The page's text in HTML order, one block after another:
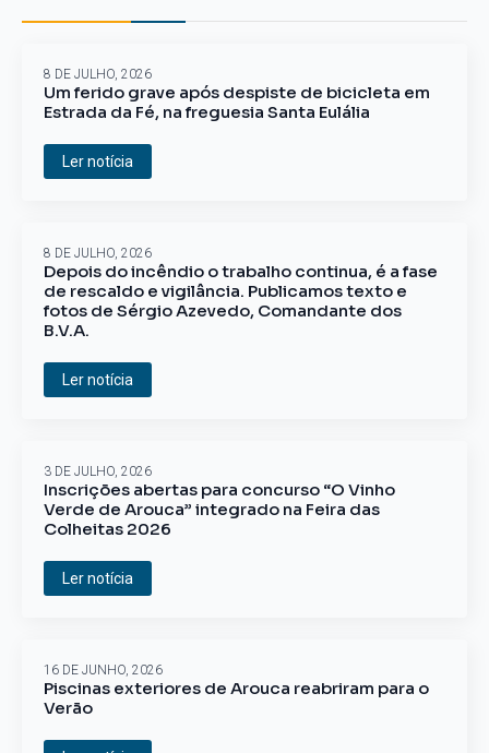
Um ferido grave após despiste de bicicleta em
Estrada da Fé, na freguesia Santa Eulália
8 DE JULHO, 2026
Ler notícia
Depois do incêndio o trabalho continua, é a fase
de rescaldo e vigilância. Publicamos texto e
fotos de Sérgio Azevedo, Comandante dos
B.V.A.
8 DE JULHO, 2026
Ler notícia
Inscrições abertas para concurso “O Vinho
Verde de Arouca” integrado na Feira das
Colheitas 2026
3 DE JULHO, 2026
Ler notícia
Piscinas exteriores de Arouca reabriram para o
Verão
16 DE JUNHO, 2026